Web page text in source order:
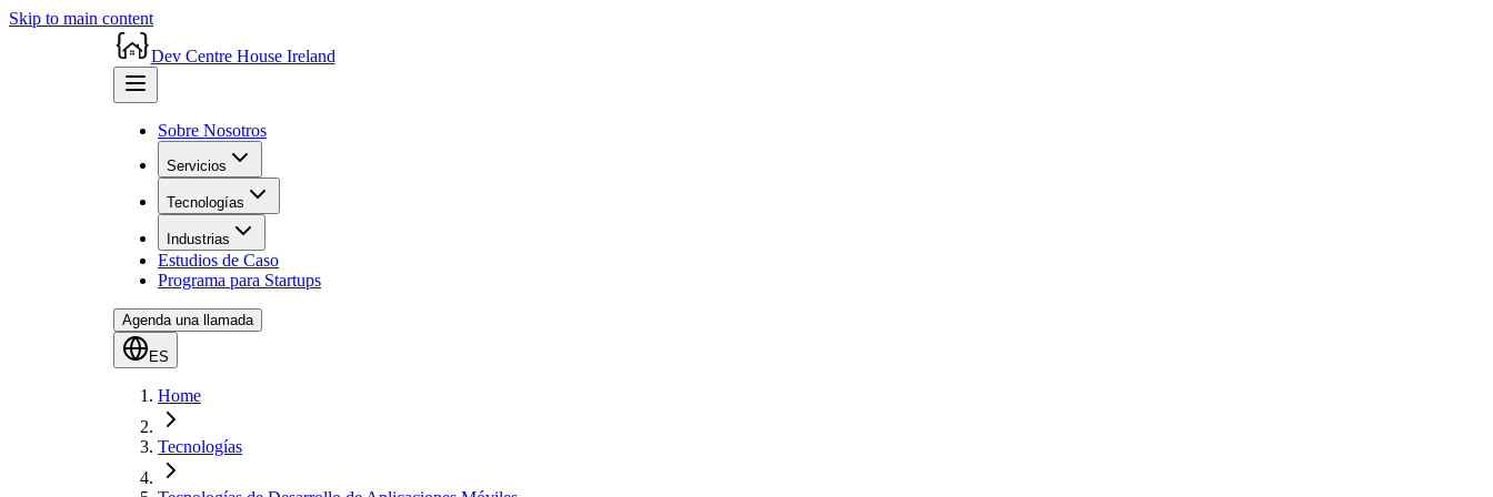
Skip to main content
Dev Centre House Ireland
Sobre Nosotros
Servicios
Tecnologías
Industrias
Estudios de Caso
Programa para Startups
Agenda una llamada
ES
Home
Tecnologías